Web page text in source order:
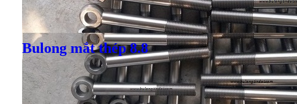
Giá bánVND
Bulong mắt thép 8.8